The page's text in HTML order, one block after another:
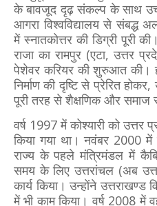
के बावजूद दृढ़ संकल्प के साथ
आगरा विश्वविद्यालय से संबद्ध
में स्नातकोत्तर की डिग्री पूरी
राजा का रामपुर (एटा, उत्तर
पेशेवर करियर की शुरुआत की।
निर्माण की दृष्टि से प्रेरित
पूरी तरह से शैक्षणिक और समाज
वर्ष 1997 में कोश्यारी को उत्तर
किया गया था। नवंबर 2000
राज्य के पहले मंत्रिमंडल में
समय के लिए उत्तरांचल (अब
कार्य किया। उन्होंने
में भी काम किया। वर्ष 2008